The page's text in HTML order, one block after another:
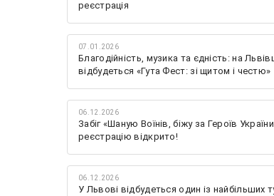
реєстрація
07.01.2026
Благодійність, музика та єдність: на
відбудеться «Гута Фест: зі щитом і честю»
06.12.2026
Забіг «Шаную Воїнів, біжу за Героїв
реєстрацію відкрито!
06.12.2026
У Львові відбудеться один із найбільших